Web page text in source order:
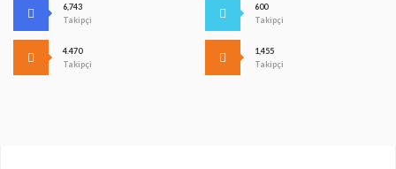
6,743
Takipçi
600
Takipçi
4.470
Takipçi
1,455
Takipçi